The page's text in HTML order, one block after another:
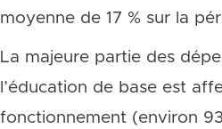
moyenne de 17 % sur la
La majeure partie des
l’éducation de base est
fonctionnement (environ